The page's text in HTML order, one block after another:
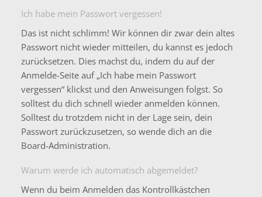
Ich habe mein Passwort vergessen!
Das ist nicht schlimm! Wir können dir zwar dein altes
Passwort nicht wieder mitteilen, du kannst es jedoch
zurücksetzen. Dies machst du, indem du auf der
Anmelde-Seite auf „Ich habe mein Passwort
vergessen“ klickst und den Anweisungen folgst. So
solltest du dich schnell wieder anmelden können.
Solltest du trotzdem nicht in der Lage sein, dein
Passwort zurückzusetzen, so wende dich an die
Board-Administration.
Warum werde ich automatisch abgemeldet?
Wenn du beim Anmelden das Kontrollkästchen